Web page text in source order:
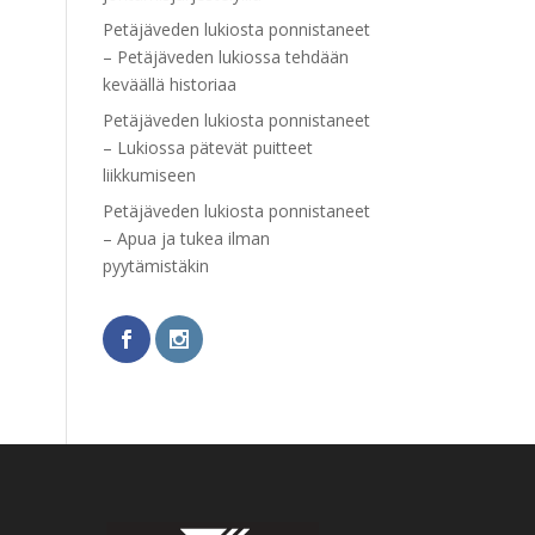
Petäjäveden lukiosta ponnistaneet
– Petäjäveden lukiossa tehdään
keväällä historiaa
Petäjäveden lukiosta ponnistaneet
– Lukiossa pätevät puitteet
liikkumiseen
Petäjäveden lukiosta ponnistaneet
– Apua ja tukea ilman
pyytämistäkin